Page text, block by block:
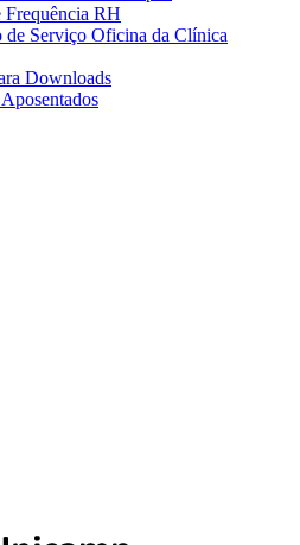
Frequência RH
de Serviço Oficina da Clínica
Downloads